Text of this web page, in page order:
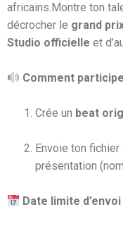
africains. Montre ton
décrocher le grand
Studio officielle et
Comment
Crée un beat
Envoie ton
présentation
Date limite